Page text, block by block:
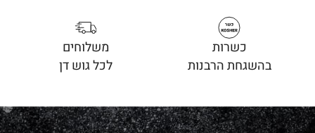
כשרות
בהשגחת הרבנות
משלוחים
לכל גוש דן